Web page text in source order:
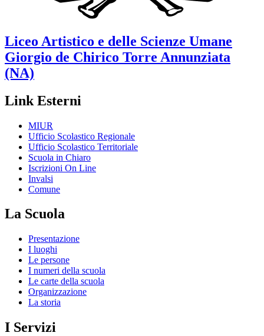
Liceo Artistico e delle Scienze Umane
Giorgio de Chirico Torre Annunziata
(NA)
Link Esterni
MIUR
Ufficio Scolastico Regionale
Ufficio Scolastico Territoriale
Scuola in Chiaro
Iscrizioni On Line
Invalsi
Comune
La Scuola
Presentazione
I luoghi
Le persone
I numeri della scuola
Le carte della scuola
Organizzazione
La storia
I Servizi